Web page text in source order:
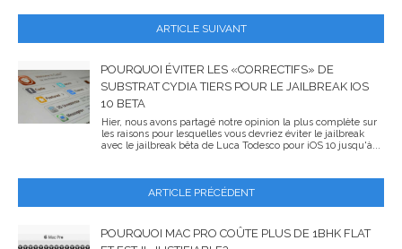
ARTICLE SUIVANT
POURQUOI ÉVITER LES «CORRECTIFS» DE
SUBSTRAT CYDIA TIERS POUR LE JAILBREAK IOS
10 BETA
Hier, nous avons partagé notre opinion la plus complète sur
les raisons pour lesquelles vous devriez éviter le jailbreak
avec le jailbreak bêta de Luca Todesco pour iOS 10 jusqu'à...
ARTICLE PRÉCÉDENT
POURQUOI MAC PRO COÛTE PLUS DE 1BHK FLAT